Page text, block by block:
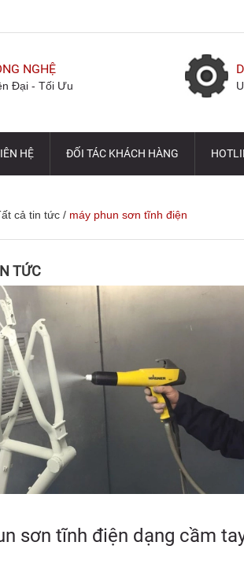
NGHỆ
Đại - Tối Ưu
HỆ ĐỐI TÁC KHÁCH HÀNG
cả tin tức / máy phun sơn tĩnh điện
TỨC
sơn tĩnh điện dạng cầm